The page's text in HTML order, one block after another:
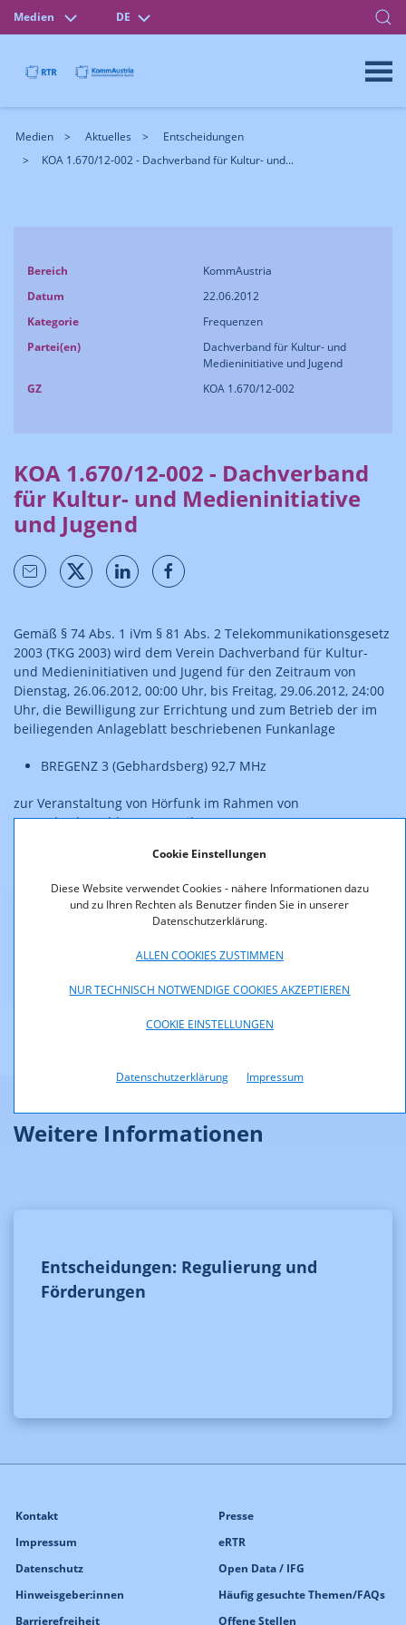
Cookie Einstellungen
Diese Website verwendet Cookies - nähere Informationen dazu
und zu Ihren Rechten als Benutzer finden Sie in unserer
Datenschutzerklärung.
ALLEN COOKIES ZUSTIMMEN
NUR TECHNISCH NOTWENDIGE COOKIES AKZEPTIEREN
COOKIE EINSTELLUNGEN
Datenschutzerklärung Impressum
Medien DE
Medien Aktuelles
Entscheidungen
KOA 1.670/12-002 - Dachverband für Kultur- und...
Bereich
KommAustria
Datum
22.06.2012
Kategorie
Frequenzen
Partei(en)
Dachverband für Kultur- und
Medieninitiative und Jugend
GZ
KOA 1.670/12-002
KOA 1.670/12-002 - Dachverband
für Kultur- und Medieninitiative
und Jugend
Gemäß § 74 Abs. 1 iVm § 81 Abs. 2 Telekommunikationsgesetz
2003 (TKG 2003) wird dem Verein Dachverband für Kultur-
und Medieninitiativen und Jugend für den Zeitraum von
Dienstag, 26.06.2012, 00:00 Uhr, bis Freitag, 29.06.2012, 24:00
Uhr, die Bewilligung zur Errichtung und zum Betrieb der im
beiliegenden Anlageblatt beschriebenen Funkanlage
BREGENZ 3 (Gebhardsberg) 92,7 MHz
zur Veranstaltung von Hörfunk im Rahmen von
Versuchsabstrahlungen erteilt.
Der Bescheid ist rechtskräftig.
KOA_1.670-12-002.pdf (pdf, 64,7 KB)
Weitere Informationen
Entscheidungen: Regulierung und
Förderungen
Kontakt
Impressum
Datenschutz
Hinweisgeber:innen
Barrierefreiheit
Presse
eRTR
Open Data / IFG
Häufig gesuchte Themen/FAQs
Offene Stellen